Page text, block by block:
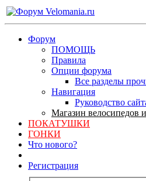
Форум
ПОМОЩЬ
Правила
Опции форума
Все разделы
Навигация
Руководство
Магазин велосипедов
ПОКАТУШКИ
ГОНКИ
Что нового?
Регистрация